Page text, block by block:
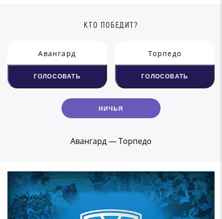
КТО ПОБЕДИТ?
Авангард
ГОЛОСОВАТЬ
НИЧЬЯ
Торпедо
ГОЛОСОВАТЬ
Aвангаpд — Торпедо